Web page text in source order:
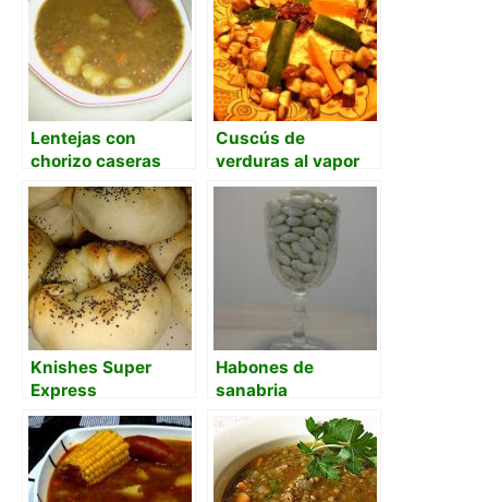
Lentejas con
chorizo caseras
como las de mamá
Cuscús de
verduras al vapor
tradicional
marroquí
Knishes Super
Express
Habones de
sanabria